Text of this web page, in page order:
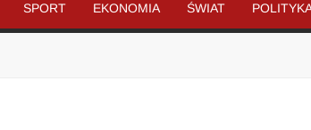
świat
SPORT EKONOMIA ŚWIAT